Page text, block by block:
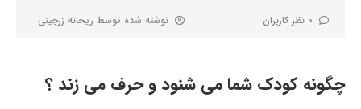
0 نظر کاربران
نوشته شده توسط ریحانه زرجینی
چگونه کودک شما می شنود و حرف می زند ؟